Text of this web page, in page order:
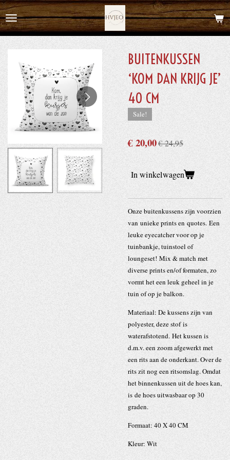
Ga
direct
naar
BUITENKUSSEN
‘KOM DAN KRIJG JE’
40 CM
Sale!
€ 20,00€ 24,95
In winkelwagen
Onze buitenkussens zijn voorzien
van unieke prints en quotes. Een
leuke eyecatcher voor op je
tuinbankje, tuinstoel of
loungeset! Mix & match met
diverse prints en/of formaten, zo
vormt het een leuk geheel in je
tuin of op je balkon.
Materiaal: De kussens zijn van
polyester, deze stof is
waterafstotend. Het kussen is
d.m.v. een zoom afgewerkt met
een rits aan de onderkant. Over de
rits zit nog een ritsomslag. Omdat
het binnenkussen uit de hoes kan,
is de hoes uitwasbaar op 30
graden.
Formaat: 40 X 40 CM
Kleur: Wit